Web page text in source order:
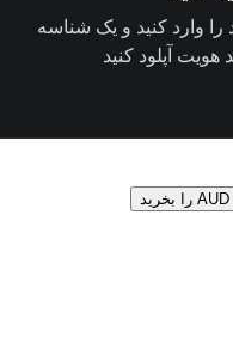
وارد کنید و یک شناسه
هویت آپلود کنید